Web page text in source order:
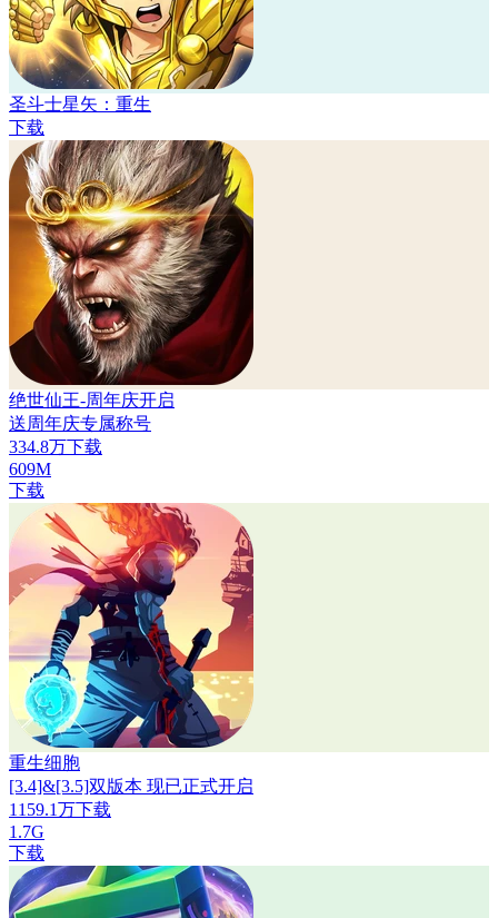
圣斗士星矢：重生
下载
绝世仙王-周年庆开启
送周年庆专属称号
334.8万下载
609M
下载
重生细胞
[3.4]&[3.5]双版本 现已正式开启
1159.1万下载
1.7G
下载